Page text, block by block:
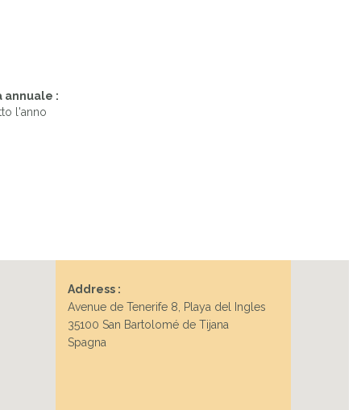
annuale :
l'anno
Address :
Avenue de Tenerife 8, Playa del Ingles
35100 San Bartolomé de Tijana
Spagna